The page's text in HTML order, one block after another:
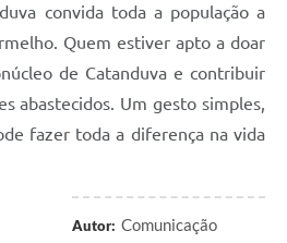
convida toda a população a
Quem estiver apto a doar
de Catanduva e contribuir
abastecidos. Um gesto simples,
fazer toda a diferença na vida
Autor: Comunicação